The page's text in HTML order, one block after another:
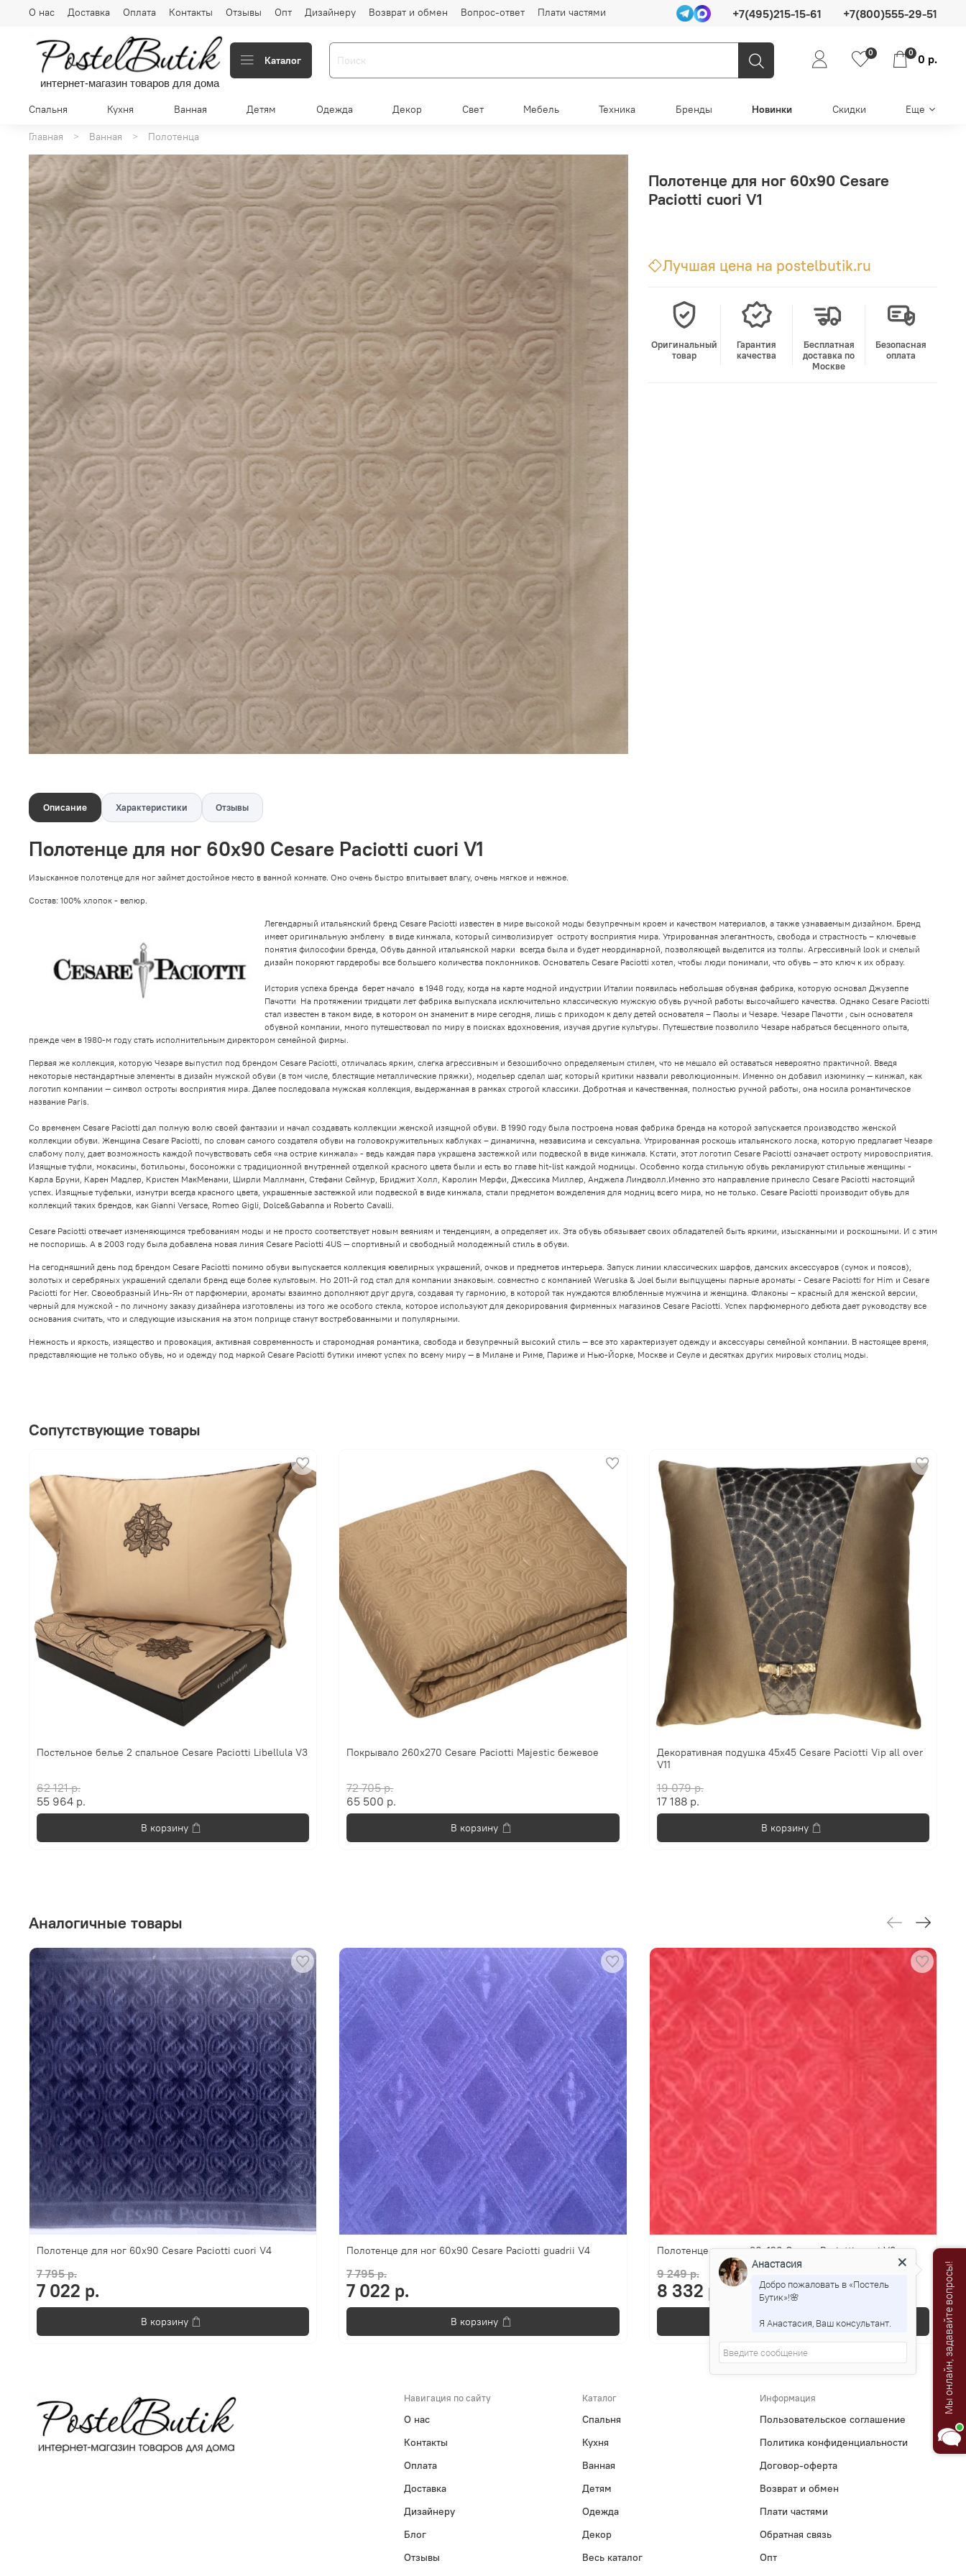
О нас Доставка Оплата Контакты Отзывы Опт Дизайнеру Возврат и обмен Вопрос-ответ Плати частями +7(495)215-15-61 +7(800)555-29-51
интернет-магазин товаров для дома
Каталог
0 0 0 р.
Спальня Кухня Ванная Детям Одежда Декор Свет Мебель Техника Бренды Новинки Скидки Еще
Главная Ванная Полотенца
Полотенце для ног 60х90 Cesare
Paciotti cuori V1
Лучшая цена на postelbutik.ru
Оригинальный
товар
Гарантия
качества
Бесплатная
доставка по
Москве
Безопасная
оплата
Описание Характеристики Отзывы
Полотенце для ног 60х90 Cesare Paciotti cuori V1
Изысканное полотенце для ног займет достойное место в ванной комнате. Оно очень быстро впитывает влагу, очень мягкое и нежное.
Состав: 100% хлопок - велюр.
Легендарный итальянский бренд Cesare Paciotti известен в мире высокой моды безупречным кроем и качеством материалов, а также узнаваемым дизайном. Бренд
имеет оригинальную эмблему в виде кинжала, который символизирует остроту восприятия мира. Утрированная элегантность, свобода и страстность – ключевые
понятия философии бренда, Обувь данной итальянской марки всегда была и будет неординарной, позволяющей выделится из толпы. Агрессивный look и смелый
дизайн покоряют гардеробы все большего количества поклонников. Основатель Cesare Paciotti хотел, чтобы люди понимали, что обувь – это ключ к их образу.
История успеха бренда берет начало в 1948 году, когда на карте модной индустрии Италии появилась небольшая обувная фабрика, которую основал Джузеппе
Пачотти На протяжении тридцати лет фабрика выпускала исключительно классическую мужскую обувь ручной работы высочайшего качества. Однако Cesare Paciotti
стал известен в таком виде, в котором он знаменит в мире сегодня, лишь с приходом к делу детей основателя – Паолы и Чезаре. Чезаре Пачотти , сын основателя
обувной компании, много путешествовал по миру в поисках вдохновения, изучая другие культуры. Путешествие позволило Чезаре набраться бесценного опыта,
прежде чем в 1980-м году стать исполнительным директором семейной фирмы.
Первая же коллекция, которую Чезаре выпустил под брендом Cesare Paciotti, отличалась ярким, слегка агрессивным и безошибочно определяемым стилем, что не мешало ей оставаться невероятно практичной. Введя
некоторые нестандартные элементы в дизайн мужской обуви (в том числе, блестящие металлические пряжки), модельер сделал шаг, который критики назвали революционным. Именно он добавил изюминку — кинжал, как
логотип компании — символ остроты восприятия мира. Далее последовала мужская коллекция, выдержанная в рамках строгой классики. Добротная и качественная, полностью ручной работы, она носила романтическое
название Paris.
Со временем Cesare Paciotti дал полную волю своей фантазии и начал создавать коллекции женской изящной обуви. В 1990 году была построена новая фабрика бренда на которой запускается производство женской
коллекции обуви. Женщина Cesare Paciotti, по словам самого создателя обуви на головокружительных каблуках – динамична, независима и сексуальна. Утрированная роскошь итальянского лоска, которую предлагает Чезаре
слабому полу, дает возможность каждой почувствовать себя «на острие кинжала» - ведь каждая пара украшена застежкой или подвеской в виде кинжала. Кстати, этот логотип Cesare Paciotti означает остроту мировосприятия.
Изящные туфли, мокасины, ботильоны, босоножки с традиционной внутренней отделкой красного цвета были и есть во главе hit-list каждой модницы. Особенно когда стильную обувь рекламируют стильные женщины -
Карла Бруни, Карен Мадлер, Кристен МакМенами, Ширли Маллманн, Стефани Сеймур, Бриджит Холл, Каролин Мерфи, Джессика Миллер, Анджела Линдволл.Именно это направление принесло Cesare Paciotti настоящий
успех. Изящные туфельки, изнутри всегда красного цвета, украшенные застежкой или подвеской в виде кинжала, стали предметом вожделения для модниц всего мира, но не только. Cesare Paciotti производит обувь для
коллекций таких брендов, как Gianni Versace, Romeo Gigli, Dolce&Gabanna и Roberto Cavalli.
Cesare Paciotti отвечает изменяющимся требованиям моды и не просто соответствует новым веяниям и тенденциям, а определяет их. Эта обувь обязывает своих обладателей быть яркими, изысканными и роскошными. И с этим
не поспоришь. А в 2003 году была добавлена новая линия Cesare Paciotti 4US — спортивный и свободный молодежный стиль в обуви.
На сегодняшний день под брендом Cesare Paciotti помимо обуви выпускается коллекция ювелирных украшений, очков и предметов интерьера. Запуск линии классических шарфов, дамских аксессуаров (сумок и поясов),
золотых и серебряных украшений сделали бренд еще более культовым. Но 2011-й год стал для компании знаковым. совместно с компанией Weruska & Joel были выпцущены парные ароматы - Cesare Paciotti for Him и Cesare
Paciotti for Her. Своеобразный Инь-Ян от парфюмерии, ароматы взаимно дополняют друг друга, создавая ту гармонию, в которой так нуждаются влюбленные мужчина и женщина. Флаконы – красный для женской версии,
черный для мужской - по личному заказу дизайнера изготовлены из того же особого стекла, которое используют для декорирования фирменных магазинов Cesare Paciotti. Успех парфюмерного дебюта дает руководству все
основания считать, что и следующие изыскания на этом поприще станут востребованными и популярными.
Нежность и яркость, изящество и провокация, активная современность и старомодная романтика, свобода и безупречный высокий стиль — все это характеризует одежду и аксессуары семейной компании. В настоящее время,
представляющие не только обувь, но и одежду под маркой Cesare Paciotti бутики имеют успех по всему миру — в Милане и Риме, Париже и Нью-Йорке, Москве и Сеуле и десятках других мировых столиц моды.
Сопутствующие товары
Постельное белье 2 спальное Cesare Paciotti Libellula V3
62 121 р.
55 964 р.
В корзину
Покрывало 260х270 Cesare Paciotti Majestic бежевое
72 705 р.
65 500 р.
В корзину
Декоративная подушка 45х45 Cesare Paciotti Vip all over
V11
19 079 р.
17 188 р.
В корзину
Аналогичные товары
Полотенце для ног 60х90 Cesare Paciotti cuori V4
7 795 р.
7 022 р.
В корзину
Полотенце для ног 60х90 Cesare Paciotti guadrii V4
7 795 р.
7 022 р.
В корзину
Полотенце для ног 90х120 Cesare Paciotti cuori V8
9 249 р.
8 332 р.
В корзину
Навигация по сайту
О нас
Контакты
Оплата
Доставка
Дизайнеру
Блог
Отзывы
Каталог
Спальня
Кухня
Ванная
Детям
Одежда
Декор
Весь каталог
Информация
Пользовательское соглашение
Политика конфиденциальности
Договор-оферта
Возврат и обмен
Плати частями
Обратная связь
Опт
Мы онлайн, задавайте вопросы!
Анастасия
Добро пожаловать в «Постель
Бутик»!🌸
Я Анастасия, Ваш консультант.